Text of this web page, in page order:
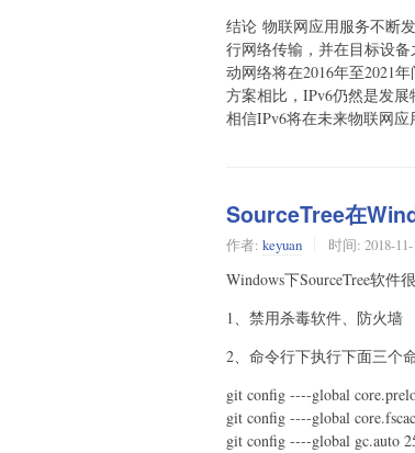
结论 物联网应用服务不断
行网络传输，并在目标设
动网络将在2016年至2021
方案相比，IPv6仍然是发
相信IPv6将在未来物联网应
SourceTree在
作者: keyuan 时间: 2018-
Windows下SourceTree软件
1、禁用杀毒软件、防火墙
2、命令行下执行下面三个
git config ----global
git config ----global
git config ----global gc.auto